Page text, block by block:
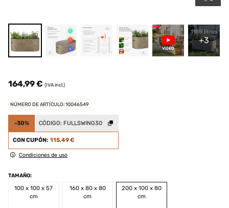
+3
164,99 € (IVA incl.)
NÚMERO DE ARTÍCULO: 10046549
-30% CÓDIGO: FULLSWING30
CON CUPÓN: 115,49 €
Condiciones de uso
TAMAÑO:
100 x 100 x 57
cm
160 x 80 x 80
cm
200 x 100 x 80
cm